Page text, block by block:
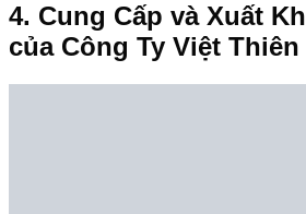
4. Cung Cấp và Xuất
của Công Ty Việt Thiên